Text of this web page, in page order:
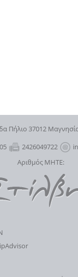
Πήλιο 37012
2426049722
Αριθμός MHTE: